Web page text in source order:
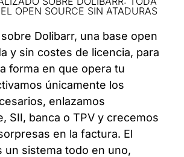
OPEN SOURCE SIN ATADURAS
Dolibarr, una base open
y sin costes de licencia, para
forma en que opera tu
únicamente los
enlazamos
SII, banca o TPV y crecemos
en la factura. El
un sistema todo en uno,